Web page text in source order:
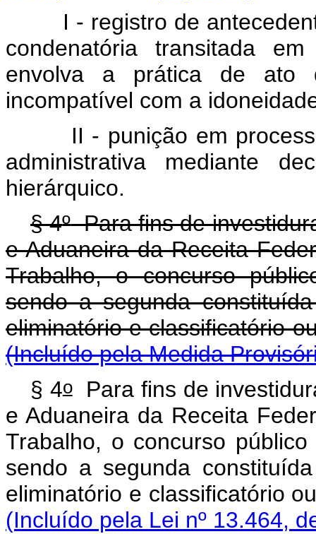
I - registro de
condenatória
transitada
em
envolva
a prática de ato
incompatível com a
II - punição em
administrativa
mediante
hierárquico.
§ 4ºPara fins de
e Aduaneira da Receita
Trabalho, o concurso
sendo a segunda
eliminatório e
(Incluído pela Medida
§ 4oPara fins de
e Aduaneira da Receita
Trabalho, o concurso
sendo a segunda
eliminatório e
(Incluído pela Lei nº 13.464,